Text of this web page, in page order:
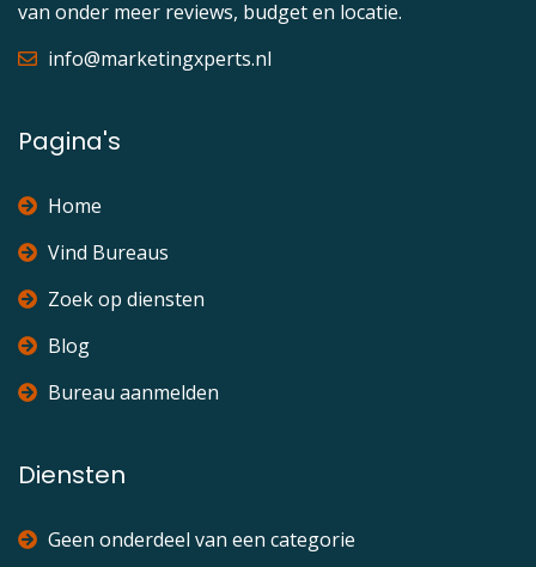
van onder meer reviews, budget en locatie.
info@marketingxperts.nl
Pagina's
Home
Vind Bureaus
Zoek op diensten
Blog
Bureau aanmelden
Diensten
Geen onderdeel van een categorie